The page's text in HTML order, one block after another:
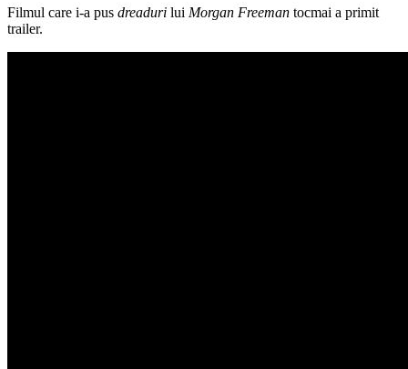
Filmul care i-a pus dreaduri lui Morgan Freeman tocmai a primit
trailer.